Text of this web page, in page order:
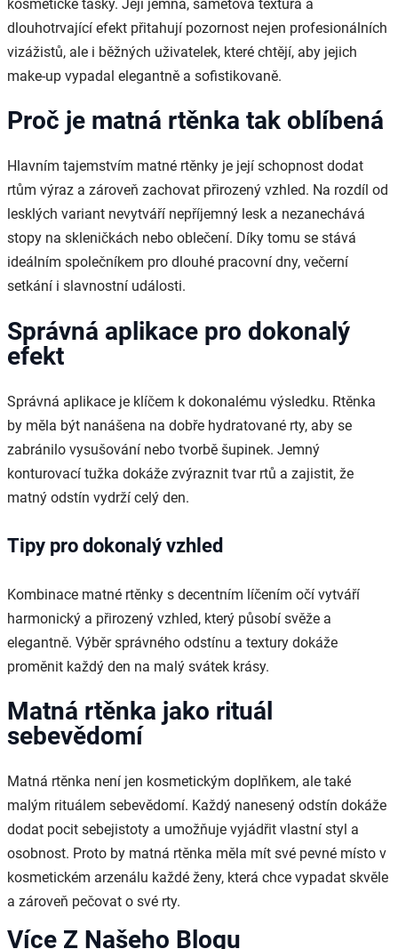
kosmetické tašky. Její jemná, sametová textura a
dlouhotrvající efekt přitahují pozornost nejen profesionálních
vizážistů, ale i běžných uživatelek, které chtějí, aby jejich
make-up vypadal elegantně a sofistikovaně.
Proč je matná rtěnka tak oblíbená
Hlavním tajemstvím matné rtěnky je její schopnost dodat
rtům výraz a zároveň zachovat přirozený vzhled. Na rozdíl od
lesklých variant nevytváří nepříjemný lesk a nezanechává
stopy na skleničkách nebo oblečení. Díky tomu se stává
ideálním společníkem pro dlouhé pracovní dny, večerní
setkání i slavnostní události.
Správná aplikace pro dokonalý
efekt
Správná aplikace je klíčem k dokonalému výsledku. Rtěnka
by měla být nanášena na dobře hydratované rty, aby se
zabránilo vysušování nebo tvorbě šupinek. Jemný
konturovací tužka dokáže zvýraznit tvar rtů a zajistit, že
matný odstín vydrží celý den.
Tipy pro dokonalý vzhled
Kombinace matné rtěnky s decentním líčením očí vytváří
harmonický a přirozený vzhled, který působí svěže a
elegantně. Výběr správného odstínu a textury dokáže
proměnit každý den na malý svátek krásy.
Matná rtěnka jako rituál
sebevědomí
Matná rtěnka není jen kosmetickým doplňkem, ale také
malým rituálem sebevědomí. Každý nanesený odstín dokáže
dodat pocit sebejistoty a umožňuje vyjádřit vlastní styl a
osobnost. Proto by matná rtěnka měla mít své pevné místo v
kosmetickém arzenálu každé ženy, která chce vypadat skvěle
a zároveň pečovat o své rty.
Více Z Našeho Blogu